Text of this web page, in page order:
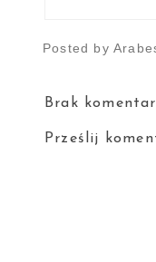
Posted by
Brak
Prześlij